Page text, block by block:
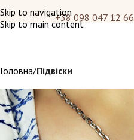
Skip to navigation
Skip to main content
+38 098 047 12 66
Головна Підвіски